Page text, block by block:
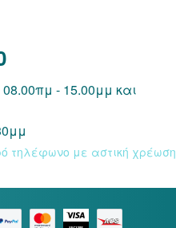
- 15.00μμ και
τηλέφωνο με αστική χρέωση